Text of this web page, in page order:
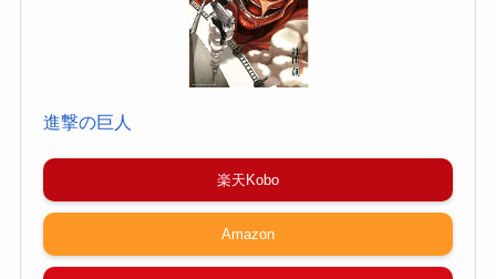
進撃の巨人
楽天Kobo
Amazon